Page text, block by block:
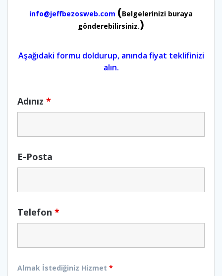
info@jeffbezosweb.com (Belgelerinizi buraya
gönderebilirsiniz.)
Aşağıdaki formu doldurup, anında fiyat teklifinizi
alın.
Adınız *
E-Posta
Telefon *
Almak İstediğiniz Hizmet *